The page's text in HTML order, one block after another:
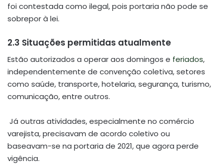
foi contestada como ilegal, pois portaria não pode se
sobrepor à lei.
2.3 Situações permitidas atualmente
Estão autorizados a operar aos domingos e feriados,
independentemente de convenção coletiva, setores
como saúde, transporte, hotelaria, segurança, turismo,
comunicação, entre outros.
Já outras atividades, especialmente no comércio
varejista, precisavam de acordo coletivo ou
baseavam-se na portaria de 2021, que agora perde
vigência.